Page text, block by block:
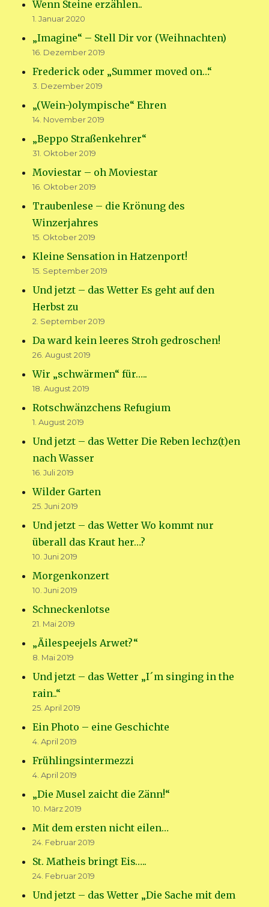
Wenn Steine erzählen..
1. Januar 2020
„Imagine“ – Stell Dir vor (Weihnachten)
16. Dezember 2019
Frederick oder „Summer moved on…“
3. Dezember 2019
„(Wein-)olympische“ Ehren
14. November 2019
„Beppo Straßenkehrer“
31. Oktober 2019
Moviestar – oh Moviestar
16. Oktober 2019
Traubenlese – die Krönung des
Winzerjahres
15. Oktober 2019
Kleine Sensation in Hatzenport!
15. September 2019
Und jetzt – das Wetter Es geht auf den
Herbst zu
2. September 2019
Da ward kein leeres Stroh gedroschen!
26. August 2019
Wir „schwärmen“ für…..
18. August 2019
Rotschwänzchens Refugium
1. August 2019
Und jetzt – das Wetter Die Reben lechz(t)en
nach Wasser
16. Juli 2019
Wilder Garten
25. Juni 2019
Und jetzt – das Wetter Wo kommt nur
überall das Kraut her…?
10. Juni 2019
Morgenkonzert
10. Juni 2019
Schneckenlotse
21. Mai 2019
„Äilespeejels Arwet?“
8. Mai 2019
Und jetzt – das Wetter „I´m singing in the
rain..“
25. April 2019
Ein Photo – eine Geschichte
4. April 2019
Frühlingsintermezzi
4. April 2019
„Die Musel zaicht die Zänn!“
10. März 2019
Mit dem ersten nicht eilen…
24. Februar 2019
St. Matheis bringt Eis…..
24. Februar 2019
Und jetzt – das Wetter „Die Sache mit dem